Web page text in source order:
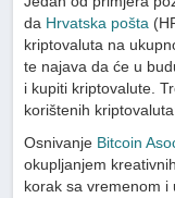
da Hrvatska pošta
kriptovaluta na
te najava da će u
i kupiti kriptovalute.
korištenih
Osnivanje Bitcoin
okupljanjem
korak sa vremenom i